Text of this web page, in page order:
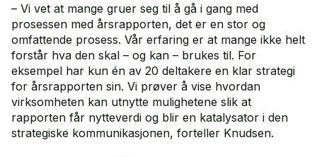
– Vi vet at mange gruer seg til å gå i gang med
prosessen med årsrapporten, det er en stor og
omfattende prosess. Vår erfaring er at mange ikke helt
forstår hva den skal – og kan – brukes til. For
eksempel har kun én av 20 deltakere en klar strategi
for årsrapporten sin. Vi prøver å vise hvordan
virksomheten kan utnytte mulighetene slik at
rapporten får nytteverdi og blir en katalysator i den
strategiske kommunikasjonen, forteller Knudsen.